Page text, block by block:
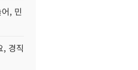
, 민
, 경직